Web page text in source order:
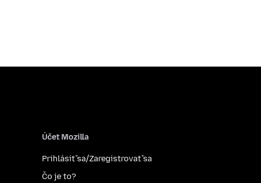
Účet Mozilla
Prihlásiť sa/Zaregistrovať sa
Čo je to?